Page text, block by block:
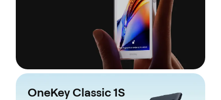
OneKey Classic 1S